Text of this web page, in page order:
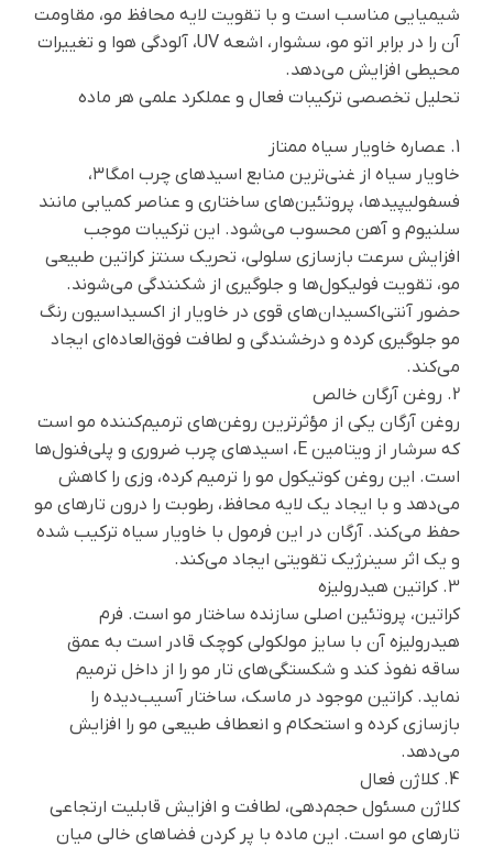
شیمیایی مناسب است و با تقویت لایه محافظ مو، مقاومت
آن را در برابر اتو مو، سشوار، اشعه UV، آلودگی هوا و تغییرات
محیطی افزایش می‌دهد.
تحلیل تخصصی ترکیبات فعال و عملکرد علمی هر ماده
1. عصاره خاویار سیاه ممتاز
خاویار سیاه از غنی‌ترین منابع اسیدهای چرب امگا۳،
فسفولیپیدها، پروتئین‌های ساختاری و عناصر کمیابی مانند
سلنیوم و آهن محسوب می‌شود. این ترکیبات موجب
افزایش سرعت بازسازی سلولی، تحریک سنتز کراتین طبیعی
مو، تقویت فولیکول‌ها و جلوگیری از شکنندگی می‌شوند.
حضور آنتی‌اکسیدان‌های قوی در خاویار از اکسیداسیون رنگ
مو جلوگیری کرده و درخشندگی و لطافت فوق‌العاده‌ای ایجاد
می‌کند.
2. روغن آرگان خالص
روغن آرگان یکی از مؤثرترین روغن‌های ترمیم‌کننده مو است
که سرشار از ویتامین E، اسیدهای چرب ضروری و پلی‌فنول‌ها
است. این روغن کوتیکول مو را ترمیم کرده، وزی را کاهش
می‌دهد و با ایجاد یک لایه محافظ، رطوبت را درون تارهای مو
حفظ می‌کند. آرگان در این فرمول با خاویار سیاه ترکیب شده
و یک اثر سینرژیک تقویتی ایجاد می‌کند.
3. کراتین هیدرولیزه
کراتین، پروتئین اصلی سازنده ساختار مو است. فرم
هیدرولیزه آن با سایز مولکولی کوچک قادر است به عمق
ساقه نفوذ کند و شکستگی‌های تار مو را از داخل ترمیم
نماید. کراتین موجود در ماسک، ساختار آسیب‌دیده را
بازسازی کرده و استحکام و انعطاف طبیعی مو را افزایش
می‌دهد.
4. کلاژن فعال
کلاژن مسئول حجم‌دهی، لطافت و افزایش قابلیت ارتجاعی
تارهای مو است. این ماده با پر کردن فضاهای خالی میان